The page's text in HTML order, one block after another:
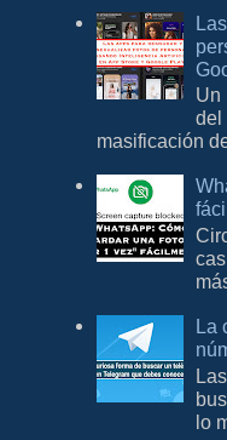
Un
del
masificación
La
lo